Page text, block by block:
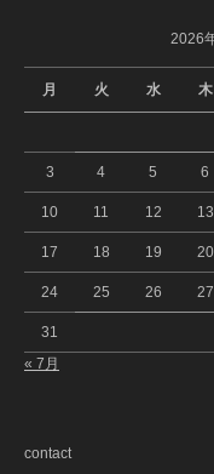
2026
月 火 水 木
3 4 5 6
10 11 12 13
17 18 19 20
24 25 26 27
31
« 7月
contact